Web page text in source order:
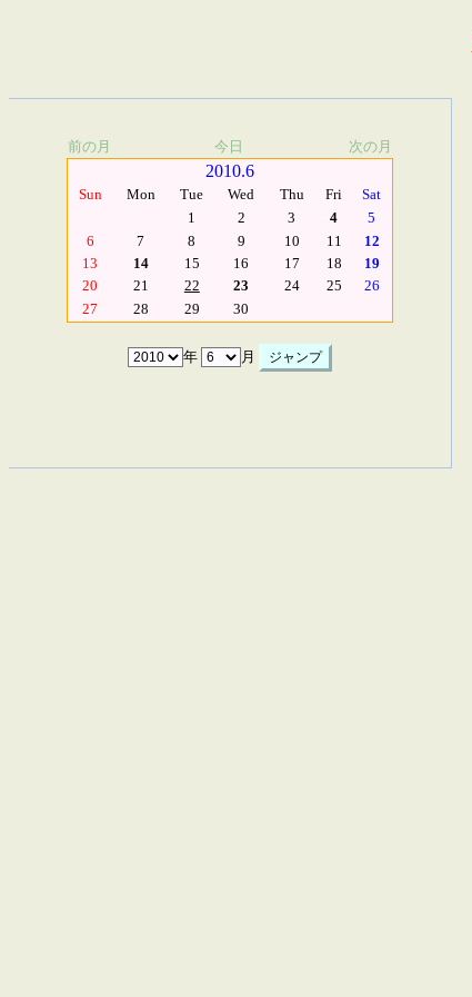
前の月 今日 次の月
2010.6
Sun Mon Tue Wed Thu Fri
Sat
1
2 3 4
5
6
7 8 9 10 11
12
13
14 15 16 17 18
19
20
21 22 23 24 25
26
27
28 29 30
年 月